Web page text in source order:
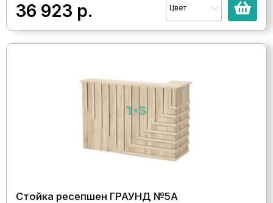
36 923 р. Цвет
Стойка ресепшен ГРАУНД №5А